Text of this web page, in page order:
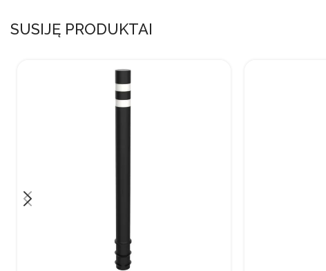
SUSIJĘ PRODUKTAI